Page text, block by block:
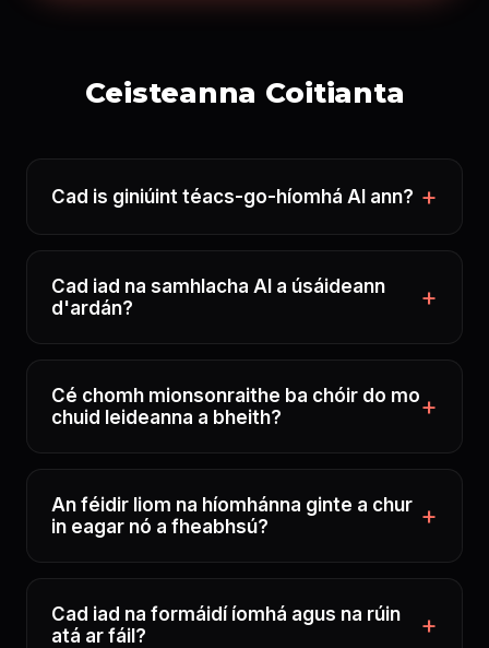
Ceisteanna Coitianta
Cad is giniúint téacs-go-híomhá AI ann?
Cad iad na samhlacha AI a úsáideann
d'ardán?
Cé chomh mionsonraithe ba chóir do mo
chuid leideanna a bheith?
An féidir liom na híomhánna ginte a chur
in eagar nó a fheabhsú?
Cad iad na formáidí íomhá agus na rúin
atá ar fáil?